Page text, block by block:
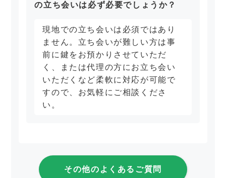
の立ち会いは必ず必要でしょうか？
現地での立ち会いは必須ではあり
ません。立ち会いが難しい方は事
前に鍵をお預かりさせていただ
く、または代理の方にお立ち会い
いただくなど柔軟に対応が可能で
すので、お気軽にご相談くださ
い。
その他のよくあるご質問